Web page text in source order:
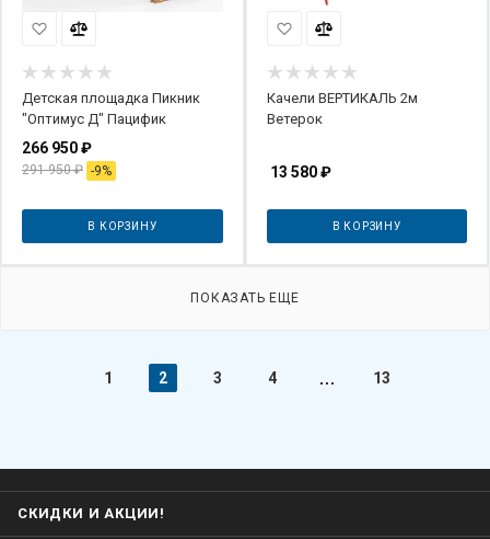
Детская площадка Пикник
"Оптимус Д" Пацифик
266 950₽
291 950₽ -9%
В КОРЗИНУ
Качели ВЕРТИКАЛЬ 2м
Ветерок
13 580₽
В КОРЗИНУ
ПОКАЗАТЬ ЕЩЕ
1 2 3 4 13
СКИДКИ И АКЦИИ!